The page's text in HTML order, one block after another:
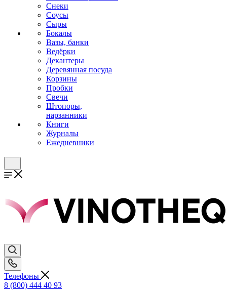
Снеки
Соусы
Сыры
Бокалы
Вазы, банки
Ведёрки
Декантеры
Деревянная посуда
Корзины
Пробки
Свечи
Штопоры,
нарзанники
Книги
Журналы
Ежедневники
Телефоны
8 (800) 444 40 93